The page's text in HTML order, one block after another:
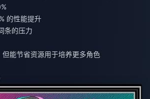
的性能提升
条的压力
能节省资源用于培养更多角色